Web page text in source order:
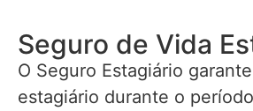
Seguro de Vida
O Seguro Estagiário
estagiário durante o